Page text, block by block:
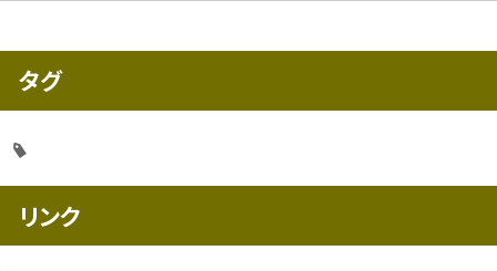
タグ
リンク